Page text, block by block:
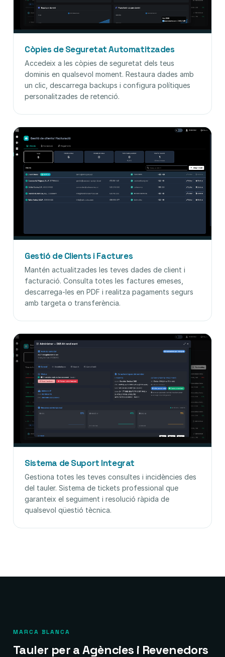
Còpies de Seguretat Automatitzades
Accedeix a les còpies de seguretat dels teus
dominis en qualsevol moment. Restaura dades amb
un clic, descarrega backups i configura polítiques
personalitzades de retenció.
Gestió de Clients i Factures
Mantén actualitzades les teves dades de client i
facturació. Consulta totes les factures emeses,
descarrega-les en PDF i realitza pagaments segurs
amb targeta o transferència.
Sistema de Suport Integrat
Gestiona totes les teves consultes i incidències des
del tauler. Sistema de tickets professional que
garanteix el seguiment i resolució ràpida de
qualsevol qüestió tècnica.
MARCA BLANCA
Tauler per a Agències i Revenedors